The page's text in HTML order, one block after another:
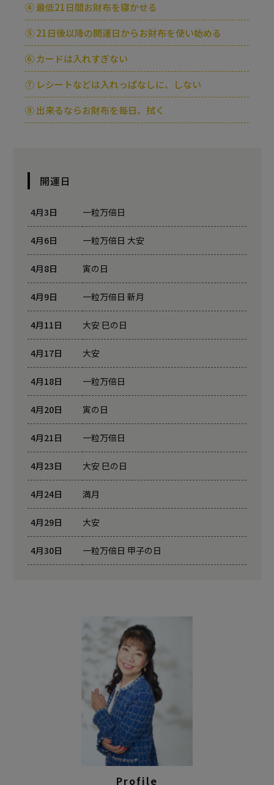
④ 最低21日間お財布を寝かせる
⑤ 21日後以降の開運日からお財布を使い始める
⑥ カードは入れすぎない
⑦ レシートなどは入れっぱなしに、しない
⑧ 出来るならお財布を毎日、拭く
開運日
4月3日 一粒万倍日
4月6日 一粒万倍日 大安
4月8日 寅の日
4月9日 一粒万倍日 新月
4月11日 大安 巳の日
4月17日 大安
4月18日 一粒万倍日
4月20日 寅の日
4月21日 一粒万倍日
4月23日 大安 巳の日
4月24日 満月
4月29日 大安
4月30日 一粒万倍日 甲子の日